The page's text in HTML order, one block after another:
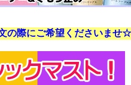
ださいませ☆彡